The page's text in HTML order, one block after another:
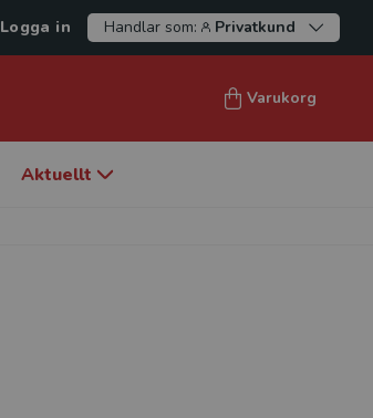
Logga in Handlar som: Privatkund
Varukorg
Aktuellt